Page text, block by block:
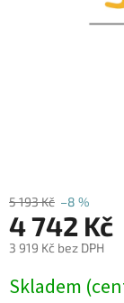
5 193 Kč –8 %
4 742 Kč
3 919 Kč bez DPH
cena:
Skladem